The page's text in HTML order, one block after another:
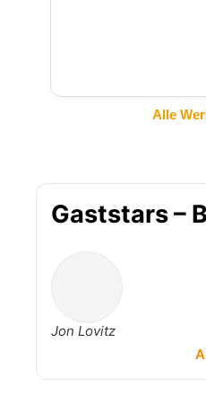
Alle
Gaststars –
Jon Lovitz